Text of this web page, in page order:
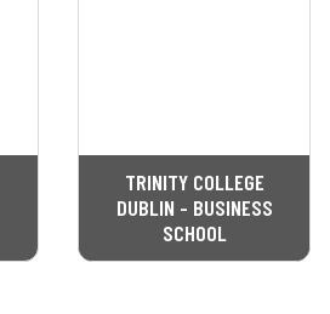
TRINITY COLLEGE
DUBLIN - BUSINESS
SCHOOL